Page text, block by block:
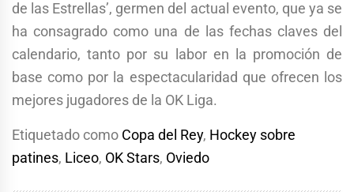
de las Estrellas’, germen del actual evento, que ya se
ha consagrado como una de las fechas claves del
calendario, tanto por su labor en la promoción de
base como por la espectacularidad que ofrecen los
mejores jugadores de la OK Liga.
Etiquetado como Copa del Rey, Hockey sobre
patines, Liceo, OK Stars, Oviedo